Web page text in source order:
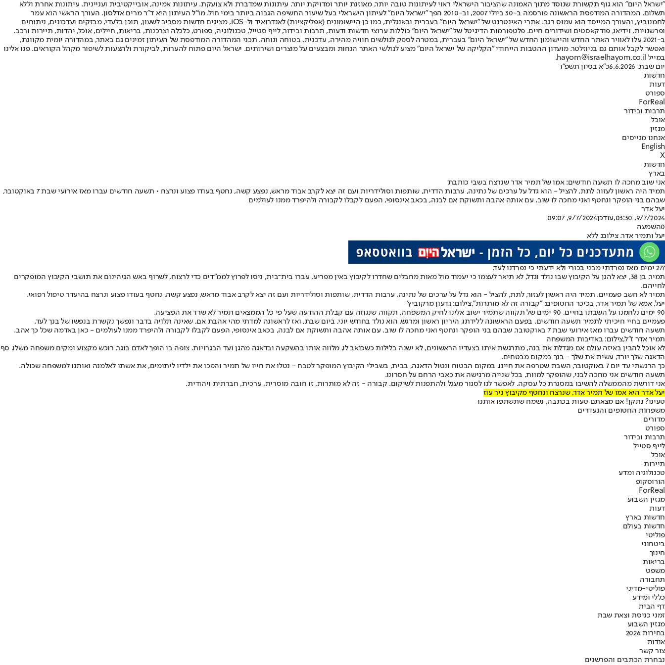
"ישראל היום" הוא גוף תקשורת שנוסד מתוך האמונה שהציבור הישראלי ראוי לעיתונות טובה יותר, מאוזנת יותר ומדויקת יותר. עיתונות שמדברת ולא צועקת. עיתונות אמינה, אובייקטיבית ועניינית. עיתונות אחרת וללא
תשלום. המהדורה המודפסת הראשונה פורסמה ב-30 ביולי 2007, וב-2010 הפך "ישראל היום" לעיתון הישראלי בעל שיעור החשיפה הגבוה ביותר בימי חול. מו"ל העיתון היא ד"ר מרים אדלסון. העורך הראשי הוא עמר
לחמנוביץ, והעורך המייסד הוא עמוס רגב. אתרי האינטרנט של "ישראל היום" בעברית ובאנגלית, כמו כן היישומונים (אפליקציות) לאנדרואיד ול-iOS, מציגים חדשות מסביב לשעון, תוכן בלעדי, מבזקים ועדכונים, ניתוחים
ופרשנויות, וידיאו, פודקאסטים ושידורים חיים. פלטפורמות הדיגיטל של "ישראל היום" כוללות ערוצי חדשות ודעות, תרבות ובידור, לייף סטייל, טכנולוגיה, ספורט, כלכלה וצרכנות, בריאות, חיילים, אוכל, יהדות, תיירות ורכב.
ב-2021 עלו לאוויר האתר החדש והיישומון החדש של "ישראל היום" בעברית, במטרה לספק לגולשים חוויה מהירה, עדכנית, בטוחה ונוחה. תכני המהדורה המודפסת של העיתון זמינים גם באתר, במהדורה יומית מקוונת,
ואפשר לקבל אותם גם בניוזלטר. מועדון ההטבות הייחודי "הקליקה של ישראל היום" מציע לגולשי האתר הנחות ומבצעים על מוצרים ושירותים. ישראל היום פתוח להערות, לביקורת ולהצעות לשיפור מקהל הקוראים. פנו אלינו
במייל hayom@israelhayom.co.il.
יום שבת, 6.6.2026
כ"א בסיון תשפ"ו
חדשות
דעות
ספורט
ForReal
תרבות ובידור
אוכל
מגזין
אנחנו מגייסים
English
X
חדשות
בארץ
אני שוב מחכה לו תשעה חודשים: אמו של תמיר אדר שנרצח בשבי כותבת
תמיד היה ראשון לעזור, לתת, להציל - הוא גדל על ערכים של נתינה, ערבות הדדית, שותפות וסולידריות ועם זה יצא לקרב אבוד מראש, נפצע קשה, נחטף בעודו פצוע ונרצח • תשעה חודשים עברו מאז אירועי שבת 7 באוקטובר,
שבהם בני הופקר ונחטף ואני מחכה לו שוב, עם אותה אהבה ותשוקת אם לבנה, בכאב אינסופי, הפעם לקבלו לקבורה ולהיפרד ממנו לעולמים
יעל אדר
9/7/2024, 03:30
,עודכן9/7/2024, 09:07
0השמעה
יעל ותמיר אדר. צילום: ללא
277 ימים מאז נפרדתי מבני בכורי ולא ידעתי כי נפרדנו לעד.
תמיר, בן 38, יצא להגן על הקיבוץ שבו נולד וגדל
, לא תיאר לעצמו כי יעמוד מול מאות מחבלים שחדרו לקיבוץ באין מפריע, עברו בית־בית, ניסו לפרוץ לממ"דים כדי לרצוח, לשרוף באש הגיהינום את תושבי הקיבוץ המופקרים
לחייהם.
תמיר לא חשב פעמיים. תמיד היה ראשון לעזור, לתת, להציל - הוא גדל על ערכים של נתינה, ערבות הדדית, שותפות וסולידריות ועם זה יצא לקרב אבוד מראש, נפצע קשה, נחטף בעודו פצוע ונרצח בהיעדר טיפול רפואי.
יעל, אמא של תמיר אדר, בכיכר החטופים: "קבורה זה לא מותרות",צילום: גדעון מרקוביץ'
90 ימים נלחמנו על השבתו בחיים, 90 ימים של תקווה שתמיר ישוב אלינו לחיק המשפחה, תקווה שנגוזה עם קבלת ההודעה שעל פי כל הממצאים תמיר לא שרד את הפציעה.
פעמיים בחיי חיכיתי לתמיר תשעה חודשים. בפעם הראשונה ללידתו, היריון ראשון ומרגש. הוא נולד בחודש יוני, ביום שבת, ואז לראשונה למדתי מהי אהבת אם, שאינה תלויה בדבר ונפשך נקשרת בנפשו של בנך לעד.
תשעה חודשים עברו מאז אירועי שבת 7 באוקטובר, שבהם בני הופקר ונחטף ואני מחכה לו שוב. עם אותה אהבה ותשוקת אם לבנה, בכאב אינסופי, הפעם לקבלו לקבורה ולהיפרד ממנו לעולמים - כאן באדמה שכל כך אהב.
תמיר אדר ז"ל,צילום: באדיבות המשפחה
לא אוכל להבין באיזה עולם אם מגדלת את בנה, מתרגשת איתו בצעדיו הראשונים, לא ישנה בלילות כשכואב לו, מלווה אותו בהשקעה ובדאגה מהגן ועד הבגרויות. צופה בו הופך לאדם בוגר, רוכש מקצוע ומקים משפחה משלו. סף
הדאגה שלך יורד, עשית את שלך - בנך במקום מבטחים.
כך הרגשתי עד יום 7 באוקטובר, השבת שטרפה את חיינו. במקום הבטוח ונטול הדאגה, בבית, בשבילי הקיבוץ המופקר לטבח - נטלו את חייו של תמיר והפכו את ילדיו ליתומים, את אשתו לאלמנה ואותנו למשפחה שכולה.
תשעה חודשים אני מחכה לבני, שהופקר למוות, בכל שנייה מרגישה את כאבי הרחם על חסרונו.
אני דורשת מהממשלה להשיבו במסגרת כל עסקה. לאפשר לנו לסגור מעגל ולהתפנות לשיקום. קבורה - זה לא מותרות, זו חובה מוסרית, ערכית, חברתית ויהודית.
יעל אדר היא אמו של תמיר אדר, שנרצח ונחטף מקיבוץ ניר עוז
טעינו? נתקן! אם מצאתם טעות בכתבה, נשמח שתשתפו אותנו
משפחות החטופים והנעדרים
מדורים
ספורט
תרבות ובידור
לייף סטייל
אוכל
תיירות
טכנולוגיה ומדע
הורוסקופ
ForReal
מגזין השבוע
דעות
חדשות בארץ
חדשות בעולם
פוליטי
ביטחוני
חינוך
בריאות
משפט
תחבורה
פוליטי-מדיני
כללי ומידע
דף הבית
זמני כניסת וצאת שבת
מגזין השבוע
בחירות 2026
אודות
צור קשר
נבחרת הכתבים והפרשנים